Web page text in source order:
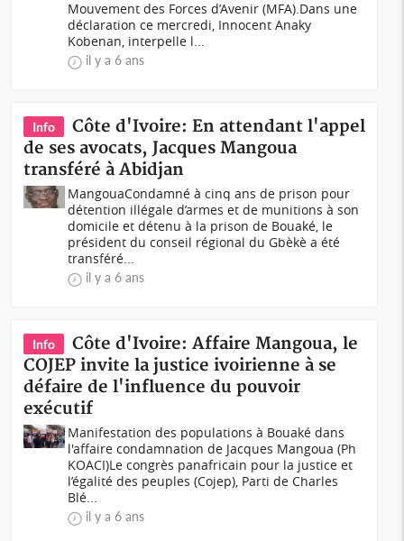
Mouvement des Forces d’Avenir (MFA).Dans une
déclaration ce mercredi, Innocent Anaky
Kobenan, interpelle l...
il y a 6 ans
Info
Côte d'Ivoire: En attendant l'appel
de ses avocats, Jacques Mangoua
transféré à Abidjan
MangouaCondamné à cinq ans de prison pour
détention illégale d’armes et de munitions à son
domicile et détenu à la prison de Bouaké, le
président du conseil régional du Gbèkè a été
transféré...
il y a 6 ans
Info
Côte d'Ivoire: Affaire Mangoua, le
COJEP invite la justice ivoirienne à se
défaire de l'influence du pouvoir
exécutif
Manifestation des populations à Bouaké dans
l'affaire condamnation de Jacques Mangoua (Ph
KOACI)Le congrès panafricain pour la justice et
l’égalité des peuples (Cojep), Parti de Charles
Blé...
il y a 6 ans